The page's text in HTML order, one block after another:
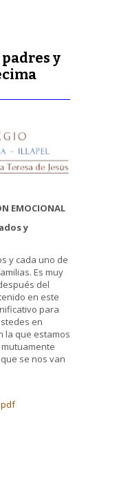
y
EMOCIONAL
y
y cada uno de
Es muy
del
en este
para
en
la que estamos
se nos van